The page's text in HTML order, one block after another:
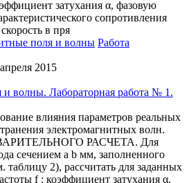
затухания α, фазовую
сопротивления
в пря
поля и волны Работа
2015
волны. Лабораторная работа № 1.
влияния параметров реальных
электромагнитных волн.
РАСЧЕТА. Для
сечением a b мм, заполненного
2), рассчитать для заданных
f : коэффициент затухания α,